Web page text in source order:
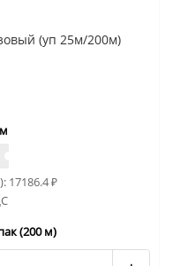
(уп 25м/200м)
17186.4₽
(200 м)